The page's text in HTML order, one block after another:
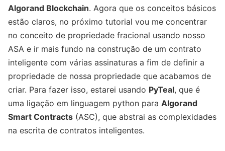
Algorand Blockchain. Agora que os conceitos básicos
estão claros, no próximo tutorial vou me concentrar
no conceito de propriedade fracional usando nosso
ASA e ir mais fundo na construção de um contrato
inteligente com várias assinaturas a fim de definir a
propriedade de nossa propriedade que acabamos de
criar. Para fazer isso, estarei usando PyTeal, que é
uma ligação em linguagem python para Algorand
Smart Contracts (ASC), que abstrai as complexidades
na escrita de contratos inteligentes.